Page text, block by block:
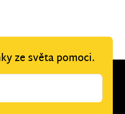
ze světa pomoci.